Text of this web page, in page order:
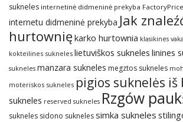
sukneles internetinė didmeninė prekyba
internetu didmeninė prekyba Jak
hurtowniękarko hurtownia klasikines
kokteilines sukneles lietuviškos sukneles linines
sukneles manzara sukneles megztos sukneles
moteriskos sukneles pigios suknelės
sukneles reserved sukneles Rzgów
sukneles sidono suknelessimka sukneles